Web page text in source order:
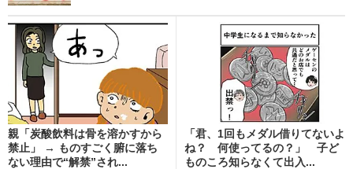
親「炭酸飲料は骨を溶かすから
禁止」 → ものすごく腑に落ち
ない理由で“解禁”され...
「君、1回もメダル借りてないよ
ね？ 何使ってるの？」 子ど
ものころ知らなくて出入...